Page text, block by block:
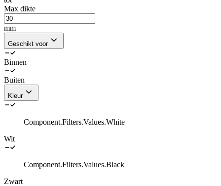
Max dikte
mm
Geschikt voor
Binnen
Buiten
Kleur
Component.Filters.Values.White
Wit
Component.Filters.Values.Black
Zwart